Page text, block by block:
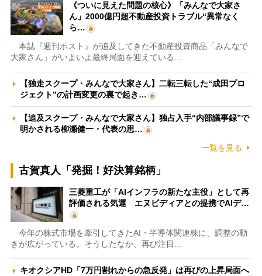
《ついに見えた問題の核心》「みんなで大家さ
ん」2000億円超不動産投資トラブル“異常なく
ら…
本誌『週刊ポスト』が追及してきた不動産投資商品「みんなで
大家さん」がいよいよ最終局面を迎えている…
【独走スクープ・みんなで大家さん】二転三転した“成田プロ
ジェクト”の計画変更の裏で起き…
【追及スクープ・みんなで大家さん】独占入手“内部議事録”で
明かされる柳瀬健一・代表の思…
一覧を見る
古賀真人「発掘！好決算銘柄」
三菱重工が「AIインフラの新たな主役」として再
評価される気運 エヌビディアとの提携でAIデ…
今年の株式市場を牽引してきたAI・半導体関連株に、調整の動
きが広がっている。そうしたなか、再び注目…
キオクシアHD「7万円割れからの急反発」は再びの上昇局面へ